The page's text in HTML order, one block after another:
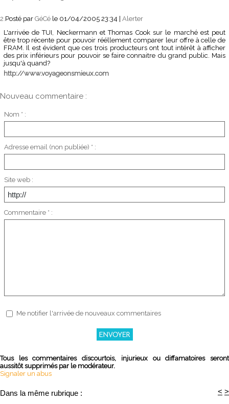
2.Posté par GéCé le 01/04/2005 23:34
Alerter
L'arrivée de TUI, Neckermann et Thomas Cook sur le marché est peut
être trop récente pour pouvoir rééllement comparer leur offre à celle de
FRAM. Il est évident que ces trois producteurs ont tout intérêt à afficher
des prix inférieurs pour pouvoir se faire connaitre du grand public. Mais
jusqu'à quand?
http://www.voyageonsmieux.com
Nouveau commentaire :
Nom * :
Adresse email (non publiée) * :
Site web :
Commentaire * :
Me notifier l'arrivée de nouveaux commentaires
Tous les commentaires discourtois, injurieux ou diffamatoires seront
aussitôt supprimés par le modérateur.
Signaler un abus
Dans la même rubrique : < >